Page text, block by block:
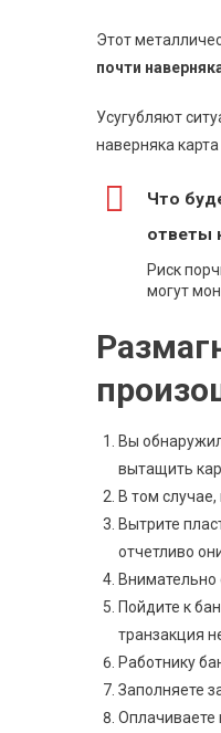
Этот
почти
Усугубляют
наверняка
Что
ответы
Риск
могут
Вы
вытащить
В том
Вытрите
отчетливо
Пойдите к
транзакция
Работнику
Заполняете
Оплачиваете